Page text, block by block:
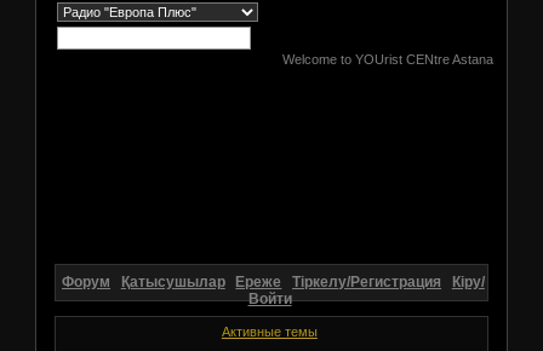
Welcome to YOUrist CENtre Astana
Форум Қатысушылар Ереже Тіркелу/Регистрация
Кіру/
Войти
Активные темы